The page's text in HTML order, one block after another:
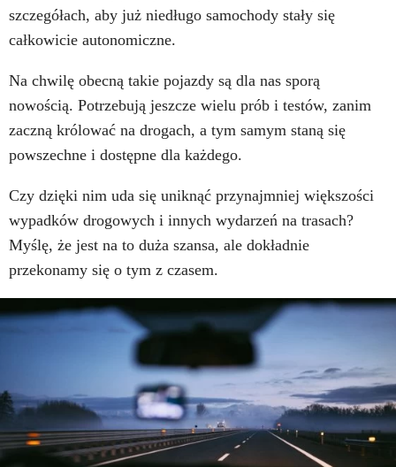
szczegółach, aby już niedługo samochody stały się
całkowicie autonomiczne.
Na chwilę obecną takie pojazdy są dla nas sporą
nowością. Potrzebują jeszcze wielu prób i testów, zanim
zaczną królować na drogach, a tym samym staną się
powszechne i dostępne dla każdego.
Czy dzięki nim uda się uniknąć przynajmniej większości
wypadków drogowych i innych wydarzeń na trasach?
Myślę, że jest na to duża szansa, ale dokładnie
przekonamy się o tym z czasem.